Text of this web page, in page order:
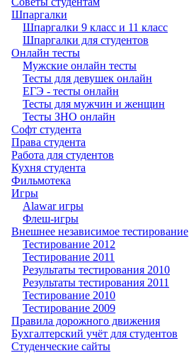
Шпаргалки
Шпаргалки 9 класс и 11 класс
Шпаргалки для студентов
Онлайн тесты
Мужские онлайн тесты
Тесты для девушек онлайн
ЕГЭ - тесты онлайн
Тесты для мужчин и женщин
Тесты ЗНО онлайн
Софт студента
Права студента
Работа для студентов
Кухня студента
Фильмотека
Игры
Alawar игры
Флеш-игры
Внешнее независимое тестирование
Тестирование 2012
Тестирование 2011
Результаты тестирования 2010
Результаты тестирования 2011
Тестирование 2010
Тестирование 2009
Правила дорожного движения
Бухгалтерский учёт для студентов
Студенческие сайты